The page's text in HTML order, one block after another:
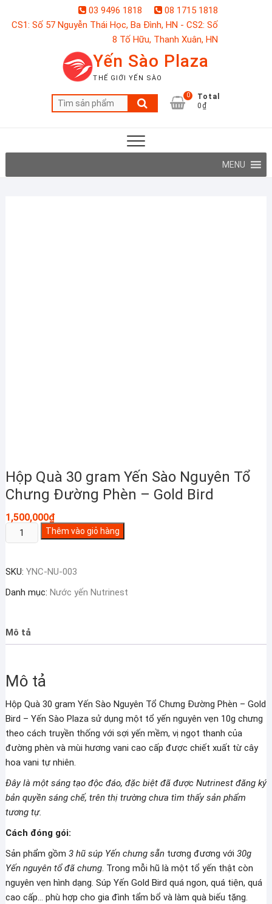
03 9496 1818
08 1715 1818
CS1: Số 57 Nguyễn Thái Học, Ba Đình, HN - CS2: Số
8 Tố Hữu, Thanh Xuân, HN
Yến Sào Plaza
THẾ GIỚI YẾN SÀO
Tìm
kiếm:
0
Total
0₫
MENU
Hộp Quà 30 gram Yến Sào Nguyên Tổ
Chưng Đường Phèn – Gold Bird
1,500,000₫
Hộp
Quà
gram
Yến
Tổ
Chưng
Phèn
–
Gold
Bird
số
lượng
Thêm vào giỏ hàng
SKU: YNC-NU-003
Danh mục: Nước yến Nutrinest
Mô tả
Mô tả
Hộp Quà 30 gram Yến Sào Nguyên Tổ Chưng Đường Phèn – Gold
Bird – Yến Sào Plaza sử dụng một tổ yến nguyên vẹn 10g chưng
theo cách truyền thống với sợi yến mềm, vị ngọt thanh của
đường phèn và mùi hương vani cao cấp được chiết xuất từ cây
hoa vani tự nhiên.
Đây là một sáng tạo độc đáo, đặc biệt đã được Nutrinest đăng ký
bản quyền sáng chế, trên thị trường chưa tìm thấy sản phẩm
tương tự.
Cách đóng gói:
Sản phẩm gồm 3 hũ súp Yến chưng sẵntương đương với 30g
Yến nguyên tổ đã chưng. Trong mỗi hũ là một tổ yến thật còn
nguyên vẹn hình dạng. Súp Yến Gold Bird quá ngon, quá tiện, quá
cao cấp… phù hợp cho gia đình tẩm bổ và làm quà biếu tặng.